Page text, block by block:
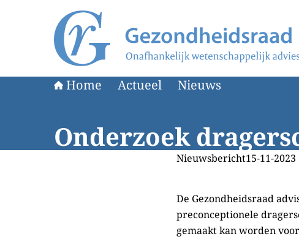
Naar de homepage van Gezondheidsraad
Home Actueel Nieuws
Onderzoek
Nieuwsbericht15-11-
De Gezondheidsraad
preconceptionele
gemaakt kan worden